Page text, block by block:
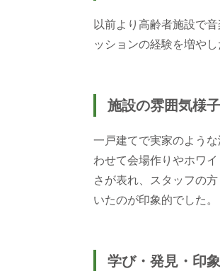
以前より高齢者施設で
ッションの経験を増や
施設の雰囲気様子
一戸建てで実家のよう
わせて会場作りやホワ
さが表れ、スタッフの
いたのが印象的でした。
学び・発見・印